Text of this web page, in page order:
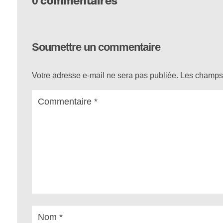
Soumettre un commentaire
Votre adresse e-mail ne sera pas publiée. Les